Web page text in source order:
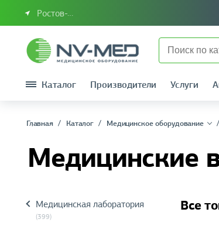
Ростов-на-Дону или Южный Федеральный
Каталог Производители Услуги
Главная Каталог Медицинское оборудование
Медицинские
Медицинская лаборатория
(399)
Все